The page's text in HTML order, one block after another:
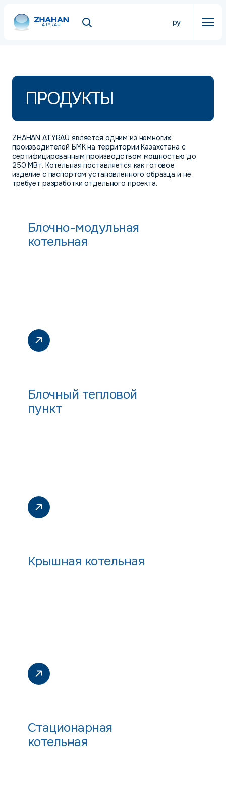
ATYRAU ру
ПРОДУКТЫ
ZHAHAN ATYRAU является одним из немногих
производителей БМК на территории Казахстана с
сертифицированным производством мощностью до
250 МВт. Котельная поставляется как готовое
изделие с паспортом установленного образца и не
требует разработки отдельного проекта.
Блочно-модульная
котельная
Блочный тепловой
пункт
Крышная котельная
Стационарная
котельная